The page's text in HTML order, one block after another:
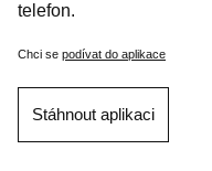
telefon.
Chci se podívat do aplikace
Stáhnout aplikaci